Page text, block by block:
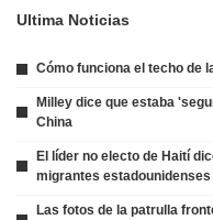
Ultima Noticias
Cómo funciona el techo de
Milley dice que estaba
China
El líder no electo de Haití
migrantes
Las fotos de la patrulla